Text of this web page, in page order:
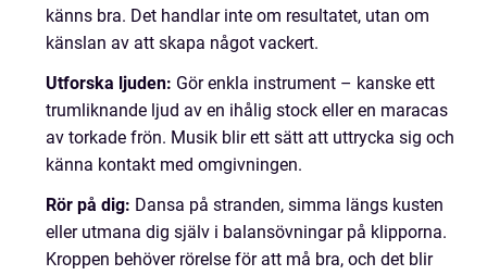
känns bra. Det handlar inte om resultatet, utan om
känslan av att skapa något vackert.
Utforska ljuden: Gör enkla instrument – kanske ett
trumliknande ljud av en ihålig stock eller en maracas
av torkade frön. Musik blir ett sätt att uttrycka sig och
känna kontakt med omgivningen.
Rör på dig: Dansa på stranden, simma längs kusten
eller utmana dig själv i balansövningar på klipporna.
Kroppen behöver rörelse för att må bra, och det blir